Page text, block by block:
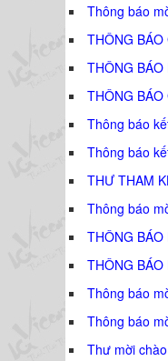
Thông báo
THÔNG BÁO
THÔNG
THÔNG BÁO
Thông báo
Thông báo
THƯ THAM
Thông báo
THÔNG
THÔNG BÁO
Thông báo
Thông báo
Thư mời